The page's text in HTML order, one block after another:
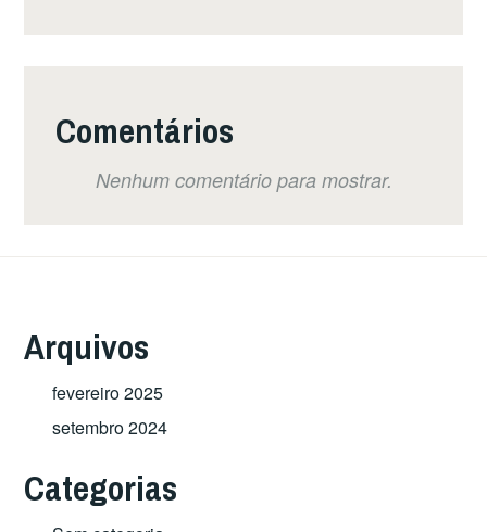
Comentários
Nenhum comentário para mostrar.
Arquivos
fevereiro 2025
setembro 2024
Categorias